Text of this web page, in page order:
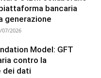
bancaria
generazione
07/2026
Model: GFT
contro la
dei dati